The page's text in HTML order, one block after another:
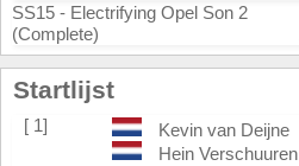
SS15 - Electrifying Opel Son 2
(Complete)
Startlijst
[ 1]
Kevin van Deijne
Hein Verschuuren